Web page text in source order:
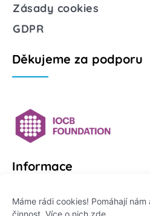
Máme rádi cookies! Pomáhají
činnost. Více o nich zde
Zásady cookies
GDPR
Děkujeme za podporu
Informace
Platformu Zeptej se